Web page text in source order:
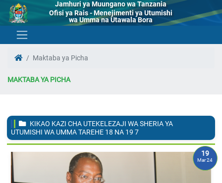
Jamhuri ya Muungano wa Tanzania
Ofisi ya Rais - Menejimenti ya Utumishi
wa Umma na Utawala Bora
Maktaba ya Picha
MAKTABA YA PICHA
KIKAO KAZI CHA UTEKELEZAJI WA SHERIA YA
UTUMISHI WA UMMA TAREHE 18 NA 19 7
19
Mar 24